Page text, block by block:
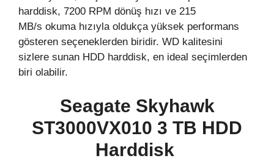
harddisk, 7200 RPM dönüş hızı ve 215
MB/s okuma hızıyla oldukça yüksek performans
gösteren seçeneklerden biridir. WD kalitesini
sizlere sunan HDD harddisk, en ideal seçimlerden
biri olabilir.
Seagate Skyhawk
ST3000VX010 3 TB HDD
Harddisk